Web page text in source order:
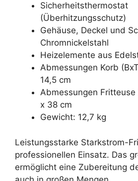
Sicherheitsthermostat
(Überhitzungsschutz)
Gehäuse, Deckel und
Chromnickelstahl
Heizelemente aus
Abmessungen Korb
14,5 cm
Abmessungen Fritteuse
x 38 cm
Gewicht: 12,7 kg
Leistungsstarke Starkstrom-
professionellen Einsatz. Das
ermöglicht eine Zubereitung